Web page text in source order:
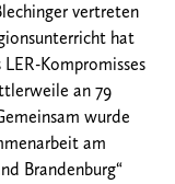
vertreten
hat
Kompromisses
an 79
wurde
am
Brandenburg“